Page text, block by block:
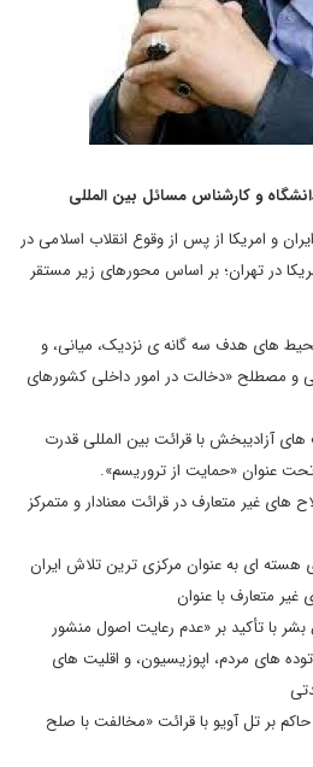
و کارشناس مسائل بین المللی
و امریکا از پس از وقوع انقلاب اسلامی در
در تهران؛ بر اساس محورهای زیر مستقر
های هدف سه گانه ی نزدیک، میانی، و
و مصطلح «دخالت در امور داخلی کشورهای
آزادیبخش با قرائت بین المللی قدرت
عنوان «حمایت از تروریسم».
غیر متعارف در قرائت معنادار و متمرکز
هسته ای به عنوان مرکزی ترین تلاش ایران
متعارف با عنوان
با تأکید بر «عدم رعایت اصول منشور
های مردم، اپوزیسیون، و اقلیت های
بر تل آویو با قرائت «مخالفت با صلح